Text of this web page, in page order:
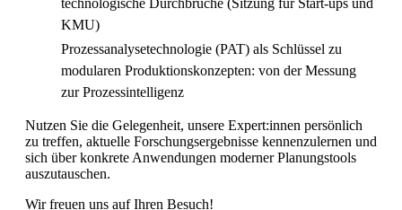
technologische Durchbrüche (Sitzung für Start-ups und
KMU)
Prozessanalysetechnologie (PAT) als Schlüssel zu
modularen Produktionskonzepten: von der Messung
zur Prozessintelligenz
Nutzen Sie die Gelegenheit, unsere Expert:innen persönlich
zu treffen, aktuelle Forschungsergebnisse kennenzulernen und
sich über konkrete Anwendungen moderner Planungstools
auszutauschen.
Wir freuen uns auf Ihren Besuch!